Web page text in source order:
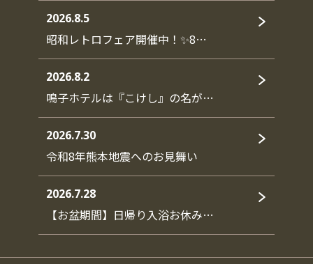
2026.8.5
昭和レトロフェア開催中！✨8…
2026.8.2
鳴子ホテルは『こけし』の名が…
2026.7.30
令和8年熊本地震へのお見舞い
2026.7.28
【お盆期間】日帰り入浴お休み…